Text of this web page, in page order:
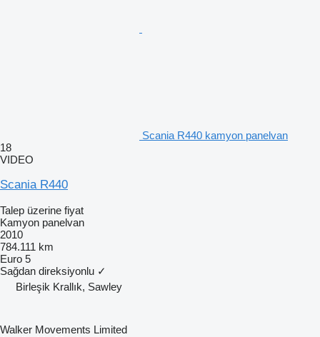
Scania R440 kamyon panelvan
18
VIDEO
Scania R440
Talep üzerine fiyat
Kamyon panelvan
2010
784.111 km
Euro 5
Sağdan direksiyonlu ✓
Birleşik Krallık, Sawley
Walker Movements Limited